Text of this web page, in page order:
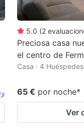
5.0 (2
Preciosa casa
el centro de
Casa · 4
65 € por noche*
Ver